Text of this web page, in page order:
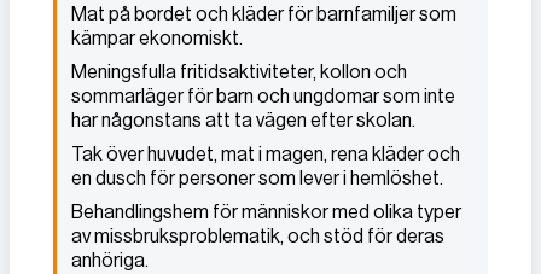
Mat på bordet och kläder för barnfamiljer som
kämpar ekonomiskt.
Meningsfulla fritidsaktiviteter, kollon och
sommarläger för barn och ungdomar som inte
har någonstans att ta vägen efter skolan.
Tak över huvudet, mat i magen, rena kläder och
en dusch för personer som lever i hemlöshet.
Behandlingshem för människor med olika typer
av missbruksproblematik, och stöd för deras
anhöriga.